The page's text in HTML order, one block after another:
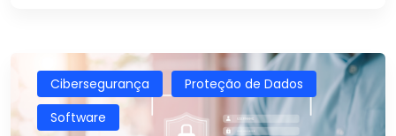
Cibersegurança
Proteção de Dados
Software